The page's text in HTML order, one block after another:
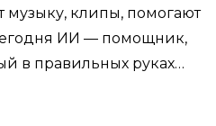
музыку, клипы, помогают
ИИ — помощник,
в правильных руках…